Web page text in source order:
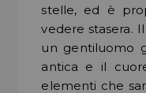
Gift
Preferiti
stelle, ed è
vedere stasera.
un gentiluomo
antica e il
elementi che